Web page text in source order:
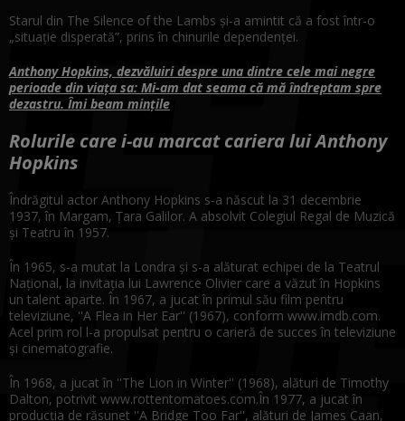
Starul din The Silence of the Lambs și-a amintit că a fost într-o
„situație disperată”, prins în chinurile dependenței.
Anthony Hopkins, dezvăluiri despre una dintre cele mai negre
perioade din viața sa: Mi-am dat seama că mă îndreptam spre
dezastru. Îmi beam mințile
Rolurile care i-au marcat cariera lui Anthony
Hopkins
Îndrăgitul actor Anthony Hopkins s-a născut la 31 decembrie
1937, în Margam, Ţara Galilor. A absolvit Colegiul Regal de Muzică
şi Teatru în 1957.
În 1965, s-a mutat la Londra şi s-a alăturat echipei de la Teatrul
Naţional, la invitaţia lui Lawrence Olivier care a văzut în Hopkins
un talent aparte. În 1967, a jucat în primul său film pentru
televiziune, ''A Flea in Her Ear'' (1967), conform www.imdb.com.
Acel prim rol l-a propulsat pentru o carieră de succes în televiziune
şi cinematografie.
În 1968, a jucat în ''The Lion in Winter'' (1968), alături de Timothy
Dalton, potrivit www.rottentomatoes.com.În 1977, a jucat în
producţia de răsunet ''A Bridge Too Far'', alături de James Caan,